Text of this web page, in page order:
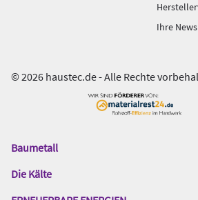
Ihre
© 2026 haustec.de - Alle Rechte
Das
Gentner
Baumetall
Die Kälte